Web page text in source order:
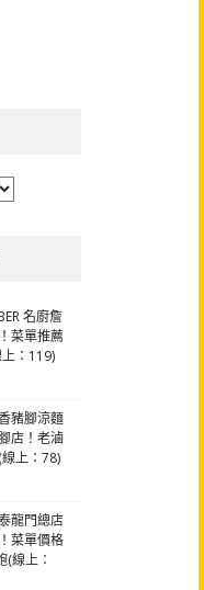
名廚詹
菜單推薦
：119)
豬腳涼麵
店！老滷
上：78)
龍門總店
菜單價格
線上：